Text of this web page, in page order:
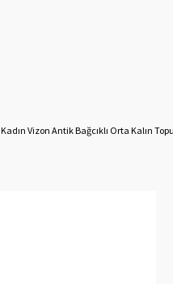
Kadın Vizon Antik Bağcıklı Orta Kalın